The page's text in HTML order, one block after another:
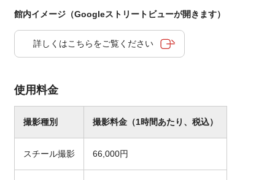
館内イメージ（Googleストリートビューが開きます）
詳しくはこちらをご覧ください
使用料金
撮影種別 撮影料金（1時間あたり、税込）
スチール撮影 66,000円